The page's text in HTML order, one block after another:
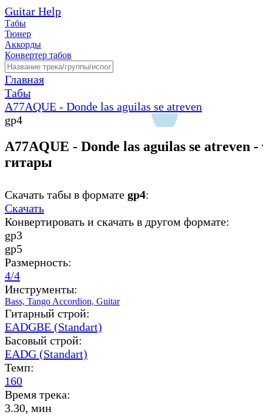
Guitar Help
Табы
Тюнер
Аккорды
Конвертер табов
Главная
Табы
A77AQUE - Donde las aguilas se atreven
gp4
A77AQUE - Donde las aguilas se atreven
гитары
Скачать табы в формате gp4:
Скачать
Конвертировать и скачать в другом формате:
gp3
gp5
Размерность:
4/4
Инструменты:
Bass, Tango Accordion, Guitar
Гитарный строй:
EADGBE (Standart)
Басовый строй:
EADG (Standart)
Темп:
160
Время трека:
3.30, мин